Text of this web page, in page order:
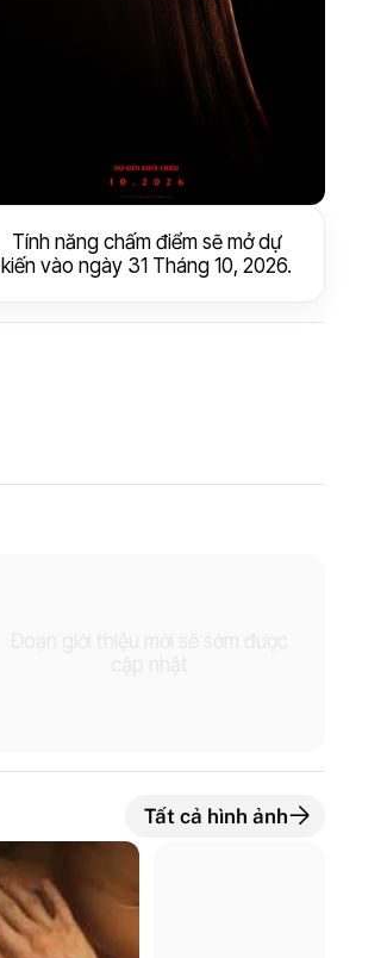
Tính năng chấm điểm sẽ mở dự
kiến vào ngày 31 Tháng 10, 2026.
Tất cả hình ảnh